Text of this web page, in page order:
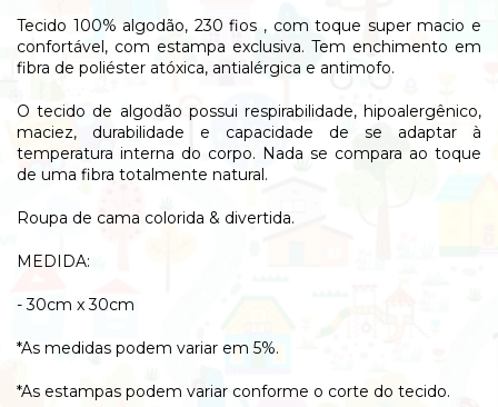
Tecido 100% algodão, 230 fios , com toque super macio e
confortável, com estampa exclusiva. Tem enchimento em
fibra de poliéster atóxica, antialérgica e antimofo.
O tecido de algodão possui respirabilidade, hipoalergênico,
maciez, durabilidade e capacidade de se adaptar à
temperatura interna do corpo. Nada se compara ao toque
de uma fibra totalmente natural.
Roupa de cama colorida & divertida.
MEDIDA:
- 30cm x 30cm
*As medidas podem variar em 5%.
*As estampas podem variar conforme o corte do tecido.